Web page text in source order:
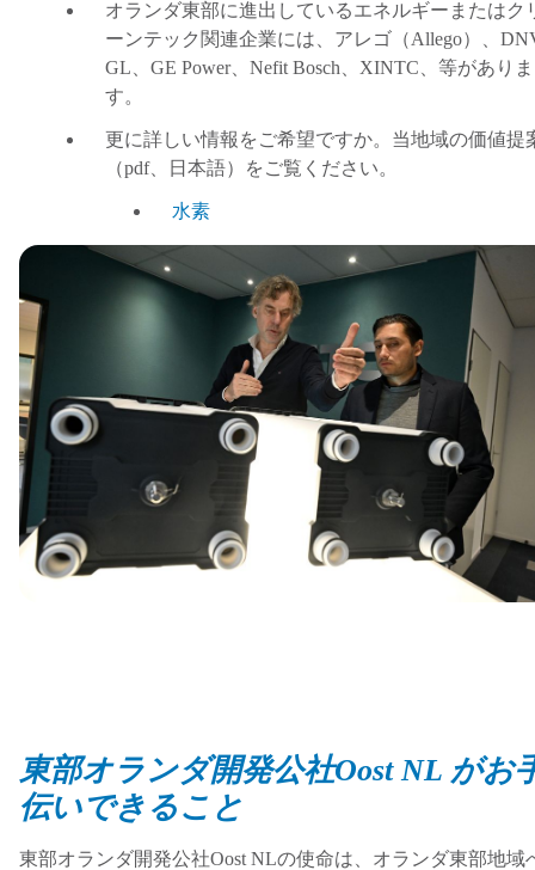
オランダ東部に進出しているエネルギーまたはク
ーンテック関連企業には、アレゴ （Allego） 、
GL、 GE Power、 Nefit Bosch、 XINTC、等がありま
す。
更に詳しい情報をご希望ですか。当地域の価値提
（pdf、日本語） をご覧ください。
水素
東部オランダ開発公社Oost NL がお
伝いできること
東部オランダ開発公社Oost NLの使命は、オランダ東部地域